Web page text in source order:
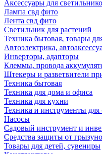
Аксессуары для
Лампа свд фито
Лента свд фито
Светильник для растений
Техника бытовая, товары
Автоэлектрика,
Инверторы, адапторы
Клеммы, провода
Штекеры и разветвители
Техника бытовая
Техника для дома и офиса
Техника для кухни
Техника и инструменты для
Насосы
Садовый инструмент и
Средства защиты от
Товары для детей, сувениры